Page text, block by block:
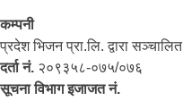
कम्पनी
प्रदेश भिजन प्रा.लि. द्वारा सञ्‍चालित
दर्ता नं. २०९३५८-०७५/०७६
सूचना विभाग इजाजत नं.